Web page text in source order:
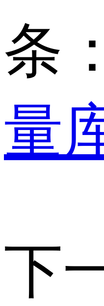
条：
量
下